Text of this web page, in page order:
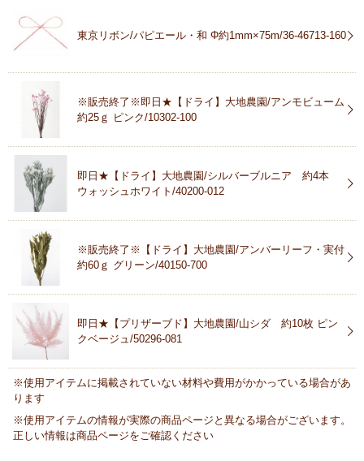
東京リボン/パピエール・和 Φ約1mm×75m/36-46713-160
※販売終了※即日★【ドライ】大地農園/アンモビューム
約25ｇ ピンク/10302-100
即日★【ドライ】大地農園/シルバーブルニア 約4本
ウォッシュホワイト/40200-012
※販売終了※【ドライ】大地農園/アンバーリーフ・実付
約60ｇ グリーン/40150-700
即日★【プリザーブド】大地農園/山シダ 約10枚 ピン
クベージュ/50296-081
※使用アイテムに掲載されていない材料や費用がかかっている場合があ
ります
※使用アイテムの情報が実際の商品ページと異なる場合がございます。
正しい情報は商品ページをご確認ください